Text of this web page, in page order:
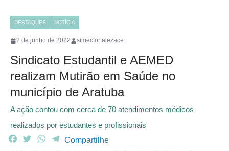
DESTAQUES NOTÍCIA
2 de junho de 2022 simecfortalezace
Sindicato Estudantil e AEMED
realizam Mutirão em Saúde no
município de Aratuba
A ação contou com cerca de 70 atendimentos médicos
realizados por estudantes e profissionais
F
T
W
TCompartilhe